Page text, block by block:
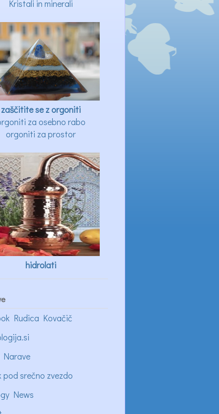
Kristali in minerali
zaščitite se z orgoniti
za osebno rabo
orgoniti za prostor
hidrolati
Rudica Kovačič
pod srečno zvezdo
News